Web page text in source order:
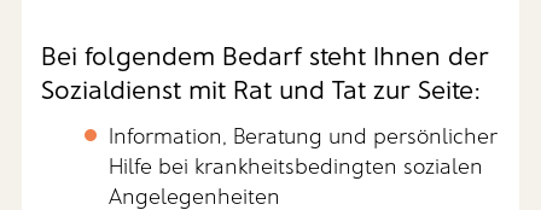
Bei folgendem Bedarf steht Ihnen der
Sozialdienst mit Rat und Tat zur Seite:
Information, Beratung und persönlicher
Hilfe bei krankheitsbedingten sozialen
Angelegenheiten